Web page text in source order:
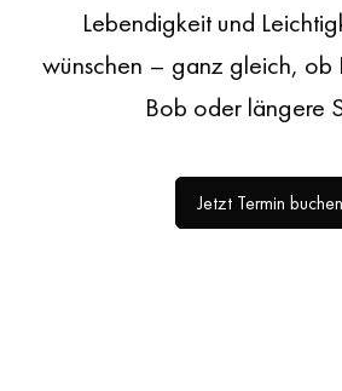
Lebendigkeit und
wünschen – ganz gleich, ob
Bob oder längere
Jetzt Termin buchen